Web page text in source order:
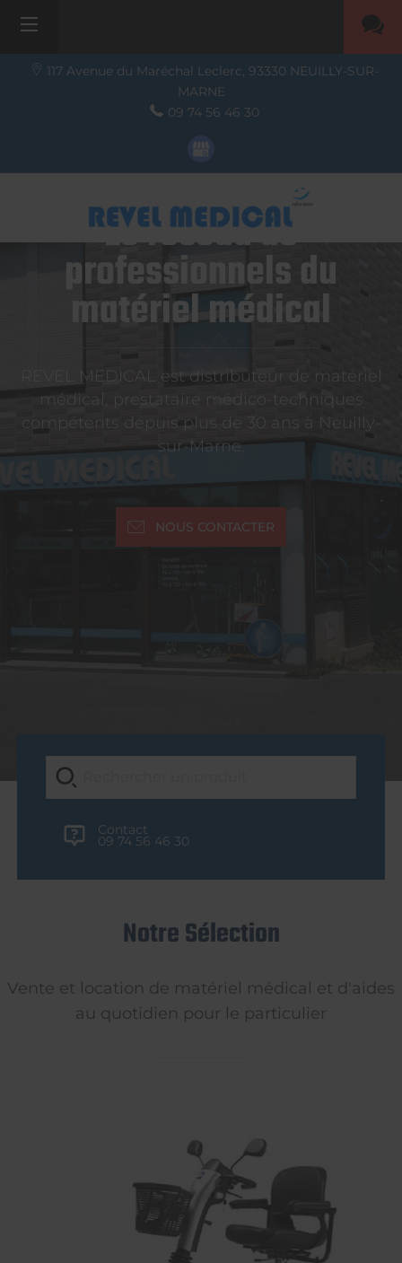
117 Avenue du Maréchal Leclerc, 93330 NEUILLY-SUR-
MARNE
09 74 56 46 30
Le réseau de
professionnels du
matériel médical
REVEL MEDICAL est distributeur de matériel
médical, prestataire médico-techniques
compétents depuis plus de 30 ans à Neuilly-
sur-Marne.
NOUS CONTACTER
Contact
09 74 56 46 30
Notre Sélection
Vente et location de matériel médical et d'aides
au quotidien pour le particulier